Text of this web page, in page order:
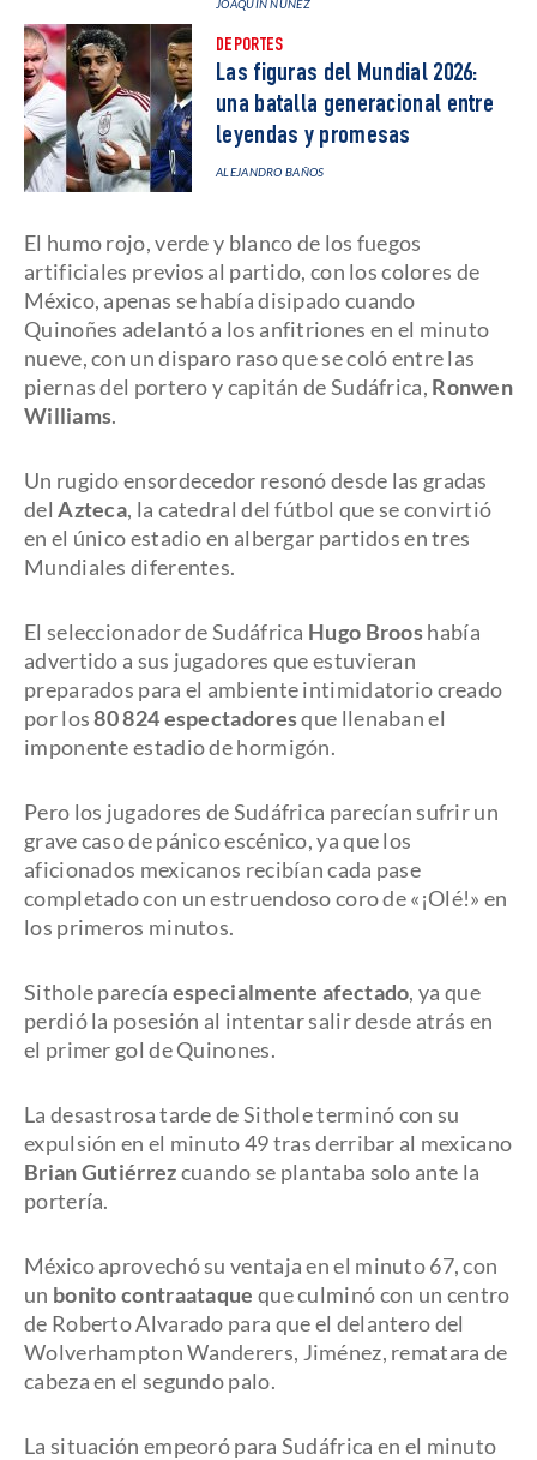
JOAQUÍN NÚÑEZ
DEPORTES
Las figuras del Mundial 2026:
una batalla generacional entre
leyendas y promesas
ALEJANDRO BAÑOS
El humo rojo, verde y blanco de los fuegos
artificiales previos al partido, con los colores de
México, apenas se había disipado cuando
Quinoñes adelantó a los anfitriones en el minuto
nueve, con un disparo raso que se coló entre las
piernas del portero y capitán de Sudáfrica, Ronwen
Williams.
Un rugido ensordecedor resonó desde las gradas
delAzteca, la catedral del fútbol que se convirtió
en el único estadio en albergar partidos en tres
Mundiales diferentes.
El seleccionador de Sudáfrica Hugo Brooshabía
advertido a sus jugadores que estuvieran
preparados para el ambiente intimidatorio creado
por los80 824 espectadoresque llenaban el
imponente estadio de hormigón.
Pero los jugadores de Sudáfrica parecían sufrir un
grave caso de pánico escénico, ya que los
aficionados mexicanos recibían cada pase
completado con un estruendoso coro de «¡Olé!» en
los primeros minutos.
Sithole parecía especialmente afectado, ya que
perdió la posesión al intentar salir desde atrás en
el primer gol de Quinones.
La desastrosa tarde de Sithole terminó con su
expulsión en el minuto 49 tras derribar al mexicano
Brian Gutiérrezcuando se plantaba solo ante la
portería.
México aprovechó su ventaja en el minuto 67, con
un bonito contraataque que culminó con un centro
de Roberto Alvarado para que el delantero del
Wolverhampton Wanderers, Jiménez, rematara de
cabeza en el segundo palo.
La situación empeoró para Sudáfrica en el minuto